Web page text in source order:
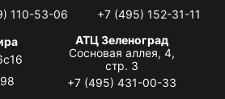
110-53-06
+7 (495) 152-31-11
АТЦ Зеленоград
Сосновая аллея, 4,
стр. 3
+7 (495) 431-00-33